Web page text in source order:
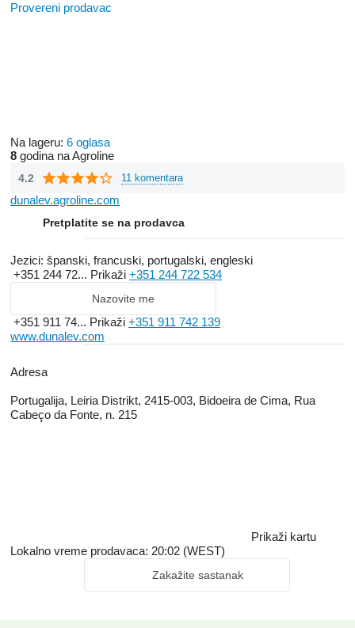
Provereni prodavac
Na lageru: 6 oglasa
8 godina na Agroline
4.2 11 komentara
dunalev.agroline.com
Pretplatite se na prodavca
Jezici: španski, francuski, portugalski, engleski
+351 244 72... Prikaži +351 244 722 534
Nazovite me
+351 911 74... Prikaži +351 911 742 139
www.dunalev.com
Adresa
Portugalija, Leiria Distrikt, 2415-003, Bidoeira de Cima, Rua
Cabeço da Fonte, n. 215
Prikaži kartu
Lokalno vreme prodavaca: 20:02 (WEST)
Zakažite sastanak